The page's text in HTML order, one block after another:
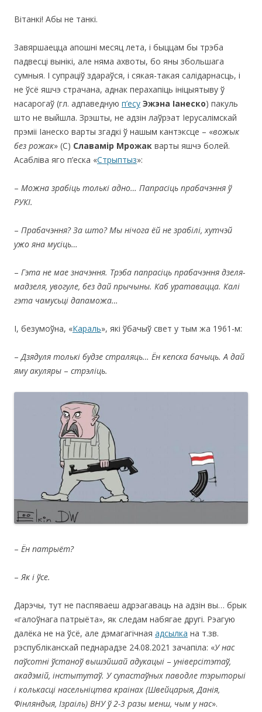
Вітанкі! Абы не танкі.
Завяршаецца апошні месяц лета, і быццам бы трэба
падвесці вынікі, але няма ахвоты, бо яны збольшага
сумныя. І супраціў здараўся, і сякая-такая салідарнасць, і
не ўсё яшчэ страчана, аднак перахапіць ініцыятыву ў
насарогаў (гл. адпаведную п’есу Эжэна Іанеско) пакуль
што не выйшла. Зрэшты, не адзін лаўрэат Іерусалімскай
прэміі Іанеско варты згадкі ў нашым кантэксце – «вожык
без рожак» (С) Славамір Мрожак варты яшчэ болей.
Асабліва яго п’еска «Стрыптыз»:
– Можна зрабіць толькі адно… Папрасіць прабачэння ў
РУКІ.
– Прабачэння?За што?Мы нічога ёй не зрабілі,хутчэй
ужояна мусіць…
– Гэта не мае значэння. Трэба папрасіць прабачэння дзеля-
мадзеля, увогуле, без дай прычыны. Каб уратавацца. Калі
гэта чамусьці дапаможа…
І, безумоўна, «Караль», які ўбачыў свет у тым жа 1961-м:
– Дзядуля толькі будзе страляць… Ён кепска бачыць. А дай
яму акуляры – стрэліць.
– Ён патрыёт?
– Як і ўсе.
Дарэчы, тут не паспяваеш адрэагаваць на адзін вы… брык
«галоўнага патрыёта», як следам набягае другі. Pэагую
далёка не на ўсё, але дэмагагічная адсылка на т.зв.
рэспубліканскай педнарадзе 24.08.2021 зачапіла: «У нас
паўсотні ўстаноў вышэйшай адукацыі – універсітэтаў,
акадэмій, інстытутаў. У супастаўных паводле тэрыторыі
і колькасці насельніцтва краінах (Швейцарыя, Данія,
Фінляндыя, Ізраіль) ВНУ ў 2-3 разы менш, чым у нас».